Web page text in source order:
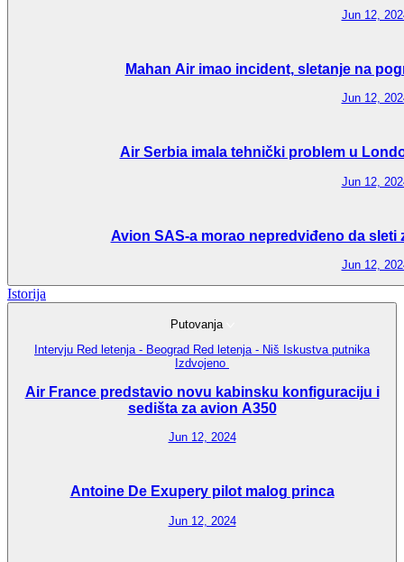
Jun 12,
Mahan Air imao incident, sletanje na
Jun 12,
Air Serbia imala tehnički problem u
Jun 12,
Avion SAS-a morao nepredviđeno da
Jun 12,
Istorija
Putovanja
Intervju Red letenja - Beograd Red letenja - Niš Iskustva putnika
Izdvojeno
Air France predstavio novu kabinsku konfiguraciju i
sedišta za avion A350
Jun 12, 2024
Antoine De Exupery pilot malog princa
Jun 12, 2024